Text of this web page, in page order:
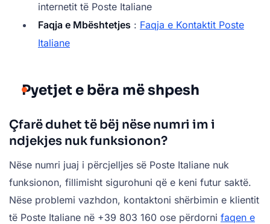
internetit të Poste Italiane
Faqja e Mbështetjes : Faqja e Kontaktit Poste
Italiane
Pyetjet e bëra më shpesh
Çfarë duhet të bëj nëse numri im i
ndjekjes nuk funksionon?
Nëse numri juaj i përcjelljes së Poste Italiane nuk
funksionon, fillimisht sigurohuni që e keni futur saktë.
Nëse problemi vazhdon, kontaktoni shërbimin e klientit
të Poste Italiane në +39 803 160 ose përdorni faqen e